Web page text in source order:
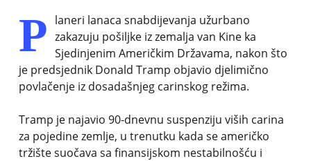
P laneri lanaca snabdijevanja užurbano
zakazuju pošiljke iz zemalja van Kine ka
Sjedinjenim Američkim Državama, nakon što
je predsjednik Donald Tramp objavio djelimično
povlačenje iz dosadašnjeg carinskog režima.
Tramp je najavio 90-dnevnu suspenziju viših carina
za pojedine zemlje, u trenutku kada se američko
tržište suočava sa finansijskom nestabilnošću i